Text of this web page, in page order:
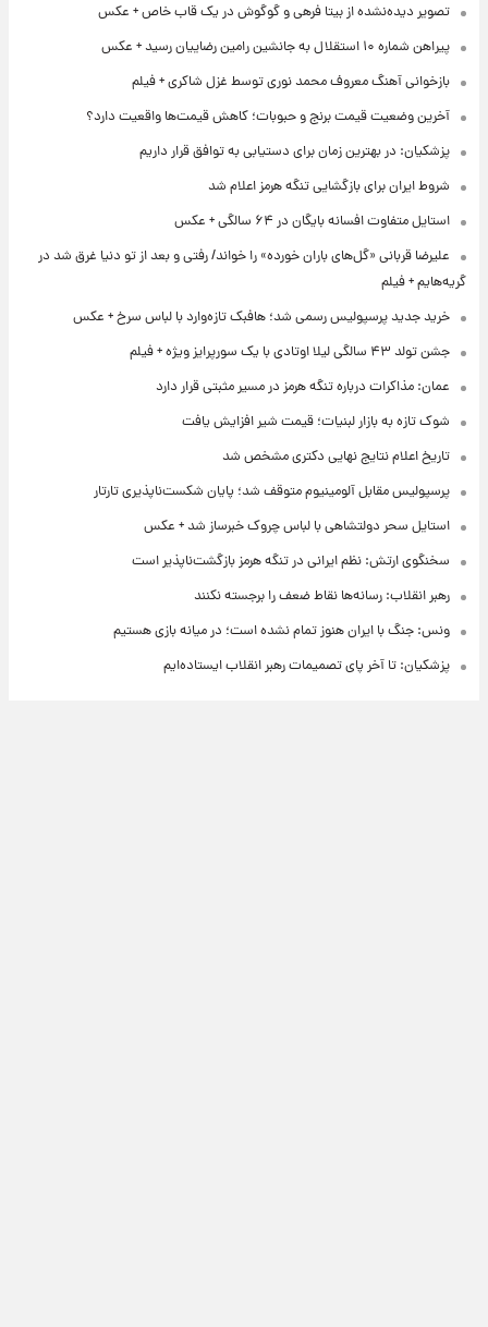
تصویر دیده‌نشده از بیتا فرهی و گوگوش در یک قاب خاص + عکس
پیراهن شماره ۱۰ استقلال به جانشین رامین رضاییان رسید + عکس
بازخوانی آهنگ معروف محمد نوری توسط غزل شاکری + فیلم
آخرین وضعیت قیمت برنج و حبوبات؛ کاهش قیمت‌ها واقعیت دارد؟
پزشکیان: در بهترین زمان برای دستیابی به توافق قرار داریم
شروط ایران برای بازگشایی تنگه هرمز اعلام شد
استایل متفاوت افسانه بایگان در ۶۴ سالگی + عکس
علیرضا قربانی «گل‌های باران خورده» را خواند/ رفتی و بعد از تو دنیا غرق شد در
گریه‌هایم + فیلم
خرید جدید پرسپولیس رسمی شد؛ هافبک تازه‌وارد با لباس سرخ + عکس
جشن تولد ۴۳ سالگی لیلا اوتادی با یک سورپرایز ویژه + فیلم
عمان: مذاکرات درباره تنگه هرمز در مسیر مثبتی قرار دارد
شوک تازه به بازار لبنیات؛ قیمت شیر افزایش یافت
تاریخ اعلام نتایج نهایی دکتری مشخص شد
پرسپولیس مقابل آلومینیوم متوقف شد؛ پایان شکست‌ناپذیری تارتار
استایل سحر دولتشاهی با لباس چروک خبرساز شد + عکس
سخنگوی ارتش: نظم ایرانی در تنگه هرمز بازگشت‌ناپذیر است
رهبر انقلاب: رسانه‌ها نقاط ضعف را برجسته نکنند
ونس: جنگ با ایران هنوز تمام نشده است؛ در میانه بازی هستیم
پزشکیان: تا آخر پای تصمیمات رهبر انقلاب ایستاده‌ایم